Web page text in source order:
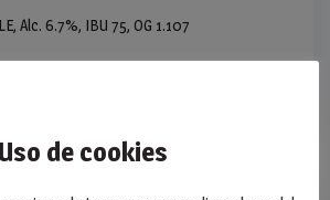
Alc. 6.7%, IBU 75, OG 1.107
Uso de cookies